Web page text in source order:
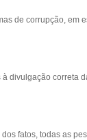
de corrupção,
divulgação correta
fatos, todas as